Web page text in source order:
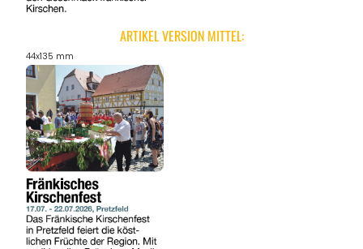
ARTIKEL VERSION MITTEL:
44x135 mm